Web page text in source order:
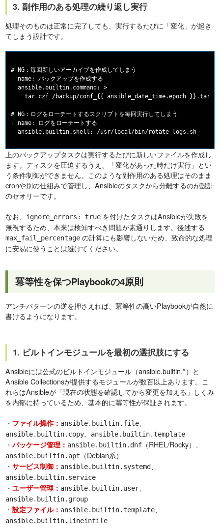
3. 副作用のある処理の繰り返し実行
処理そのものは正常に完了しても、実行するたびに「変化」が起き
てしまう設計です。
# NG：毎回新しいアーカイブを作成してしまう
- name: バックアップを作成する
  ansible.builtin.command: >
tar czf /backup/conf_{{ ansible_date_time.epoch
# NG：ログをローテートするスクリプトを毎回実行してしまう
- name: ログをローテートする
上のバックアップタスクは実行するたびに新しいファイルを作成し
ます。ディスクを圧迫するうえ、「変化があった時だけ実行」とい
う条件制御ができません。このような副作用のある処理はそのまま
cronや別の仕組みで管理し、Ansibleのタスクから分離するのが設計
のセオリーです。
なお、
ignore_errors: true を付けたタスクはAnsibleが失敗を
無視するため、本来は検知すべき問題が素通りします。後述する
max_fail_percentage の計算にも影響しないため、致命的な処理
に安易に使うことは避けてください。
冪等性を保つPlaybookの4原則
アンチパターンの逆を押さえれば、冪等性の高いPlaybookが自然に
書けるようになります。
1. ビルトインモジュールを最初の選択肢にする
Ansibleには公式のビルトインモジュール（ansible.builtin.*）と
Ansible Collectionsが提供するモジュールが数百以上あります。こ
れらはAnsibleが「現在の状態を確認してから変更を加える」しくみ
を内部に持っているため、基本的に冪等性が保証されます。
・ ファイル操作： ansible.builtin.file
ansible.builtin.copy ansible.builtin.template
・パッケージ管理： ansible.builtin.dnf （RHEL/Rocky）、
ansible.builtin.apt
（Debian系）
・サービス制御： ansible.builtin.systemd
ansible.builtin.service
・ユーザー管理： ansible.builtin.user
ansible.builtin.group
・設定ファイル： ansible.builtin.template
ansible.builtin.lineinfile